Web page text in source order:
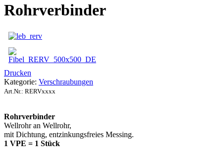
Rohrverbinder
Drucken
Kategorie: Verschraubungen
Art.Nr.: RERVxxxx
Rohrverbinder
Wellrohr an Wellrohr,
mit Dichtung, entzinkungsfreies Messing.
1 VPE = 1 Stück